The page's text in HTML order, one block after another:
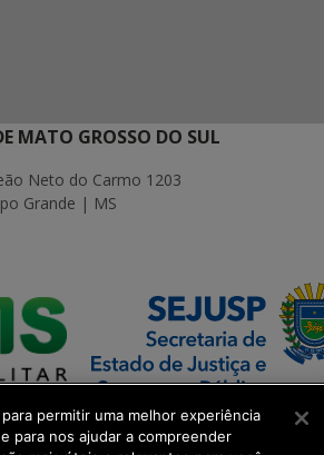
MATO GROSSO DO SUL
Neto do Carmo 1203
Grande | MS
permitir uma melhor experiência
para nos ajudar a compreender